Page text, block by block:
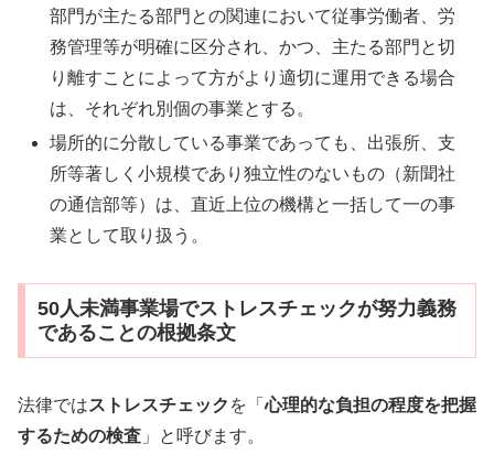
部門が主たる部門との関連において従事労働者、労
務管理等が明確に区分され、かつ、主たる部門と切
り離すことによって方がより適切に運用できる場合
は、それぞれ別個の事業とする。
場所的に分散している事業であっても、出張所、支
所等著しく小規模であり独立性のないもの（新聞社
の通信部等）は、直近上位の機構と一括して一の事
業として取り扱う。
50人未満事業場でストレスチェックが努力義務
であることの根拠条文
法律ではストレスチェック を「心理的な負担の程度を把握
するための検査 」と呼びます。